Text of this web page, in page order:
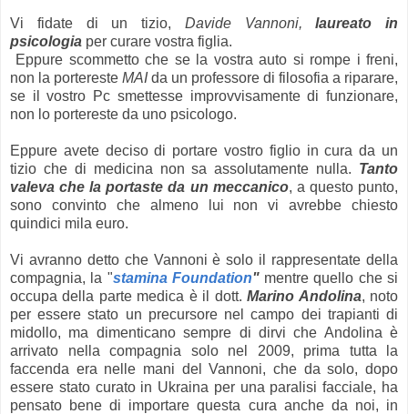
Vi fidate di un tizio, Davide Vannoni,
laureato in
psicologia per curare vostra figlia.
Eppure scommetto che se la vostra auto si rompe i freni,
non la portereste MAIda un professore di filosofia a riparare,
se il vostro Pc smettesse improvvisamente di funzionare,
non lo portereste da uno psicologo.
Eppure avete deciso di portare vostro figlio in cura da un
tizio che di medicina non sa assolutamente nulla. Tanto
valeva che la portaste da un meccanico, a questo punto,
sono convinto che almeno lui non vi avrebbe chiesto
quindici mila euro.
Vi avranno detto che Vannoni è solo il rappresentate della
compagnia, la "stamina Foundation" mentre quello che si
occupa della parte medica è il dott.Marino Andolina, noto
per essere stato un precursore nel campo dei trapianti di
midollo, ma dimenticano sempre di dirvi che Andolina è
arrivato nella compagnia solo nel 2009, prima tutta la
faccenda era nelle mani del Vannoni, che da solo, dopo
essere stato curato in Ukraina per una paralisi facciale, ha
pensato bene di importare questa cura anche da noi, in